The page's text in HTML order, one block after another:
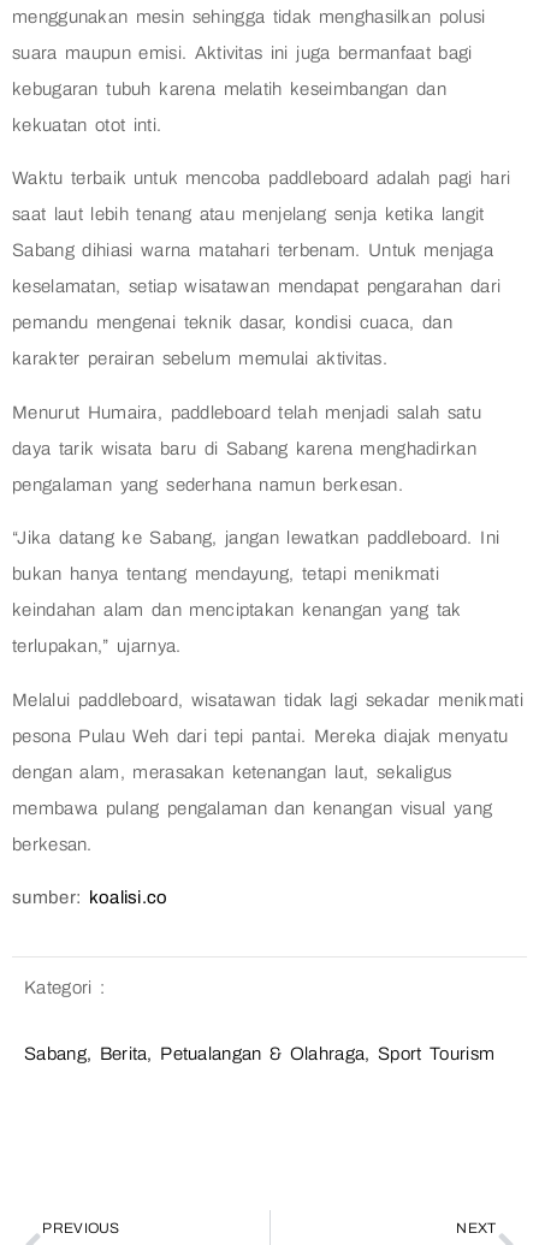
menggunakan mesin sehingga tidak menghasilkan polusi
suara maupun emisi. Aktivitas ini juga bermanfaat bagi
kebugaran tubuh karena melatih keseimbangan dan
kekuatan otot inti.
Waktu terbaik untuk mencoba paddleboard adalah pagi hari
saat laut lebih tenang atau menjelang senja ketika langit
Sabang dihiasi warna matahari terbenam. Untuk menjaga
keselamatan, setiap wisatawan mendapat pengarahan dari
pemandu mengenai teknik dasar, kondisi cuaca, dan
karakter perairan sebelum memulai aktivitas.
Menurut Humaira, paddleboard telah menjadi salah satu
daya tarik wisata baru di Sabang karena menghadirkan
pengalaman yang sederhana namun berkesan.
“Jika datang ke Sabang, jangan lewatkan paddleboard. Ini
bukan hanya tentang mendayung, tetapi menikmati
keindahan alam dan menciptakan kenangan yang tak
terlupakan,” ujarnya.
Melalui paddleboard, wisatawan tidak lagi sekadar menikmati
pesona Pulau Weh dari tepi pantai. Mereka diajak menyatu
dengan alam, merasakan ketenangan laut, sekaligus
membawa pulang pengalaman dan kenangan visual yang
berkesan.
sumber: koalisi.co
Kategori :
Sabang, Berita, Petualangan & Olahraga,Sport Tourism
PREVIOUS NEXT